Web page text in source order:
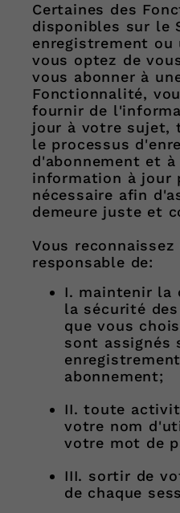
Certaines des
disponibles sur le
enregistrement ou
vous optez de
vous abonner à
Fonctionnalité,
fournir de
jour à votre sujet,
le processus
d'abonnement et
information à jour
nécessaire afin
demeure juste et
Vous
responsable de:
I. maintenir la
la sécurité
que vous
sont assignés
abonnement;
II. toute
votre nom
votre mot de
III. sortir de
de chaque